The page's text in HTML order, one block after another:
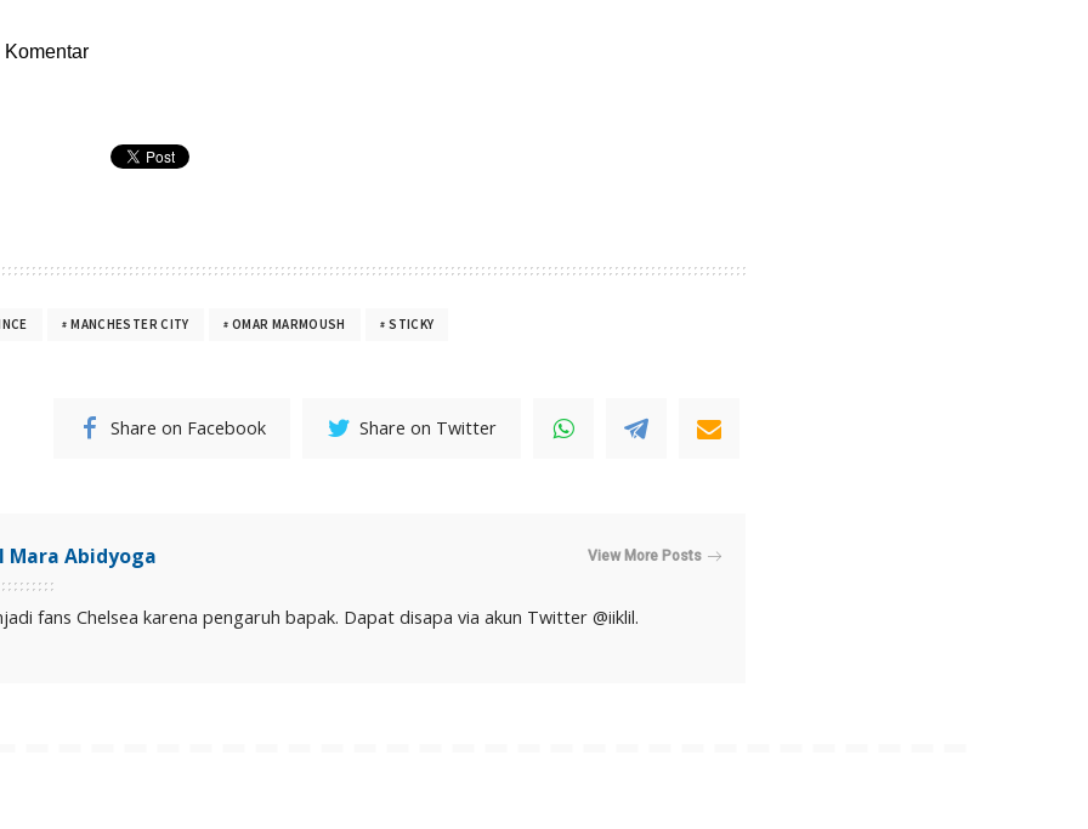
Komentar
MANCHESTER CITY OMAR MARMOUSH STICKY
Share on Facebook Share on Twitter
Mara Abidyoga View More Posts
fans Chelsea karena pengaruh bapak. Dapat disapa via akun Twitter @iiklil.